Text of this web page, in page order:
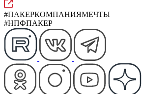
#ПАКЕРКОМПАНИЯМЕЧТЫ
#НПФПАКЕР